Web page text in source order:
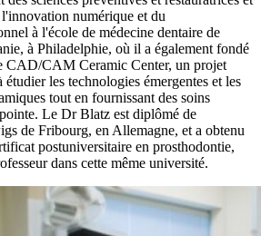
numérique et du
à l'école de médecine dentaire de
à Philadelphie, où il a également fondé
CAD/CAM Ceramic Center, un projet
les technologies émergentes et les
tout en fournissant des soins
Le Dr Blatz est diplômé de
de Fribourg, en Allemagne, et a obtenu
postuniversitaire en prosthodontie,
dans cette même université.